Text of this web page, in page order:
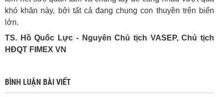
khó khăn này, bởi tất cả đang chung con thuyền trên biển
lớn.
TS. Hồ Quốc Lực - Nguyên Chủ tịch VASEP, Chủ tịch
HĐQT FIMEX VN
BÌNH LUẬN BÀI VIẾT